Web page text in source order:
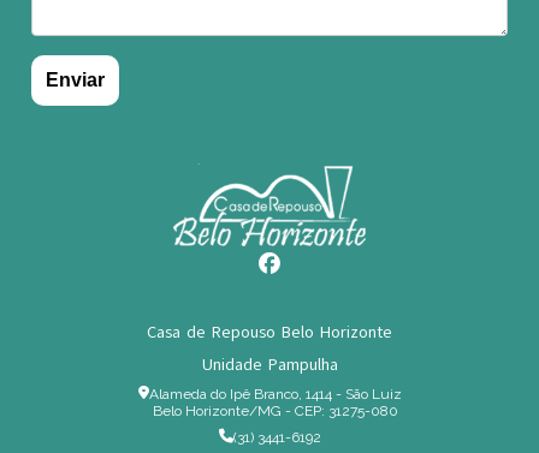
Casa de Repouso Belo Horizonte
Unidade Pampulha
Alameda do Ipê Branco, 1414 - São Luiz
Belo Horizonte/MG - CEP: 31275-080
(31) 3441-6192